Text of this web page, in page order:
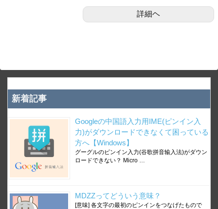
詳細ヘ
新着記事
Googleの中国語入力用IME(ピンイン入
力)がダウンロードできなくて困っている
方へ【Windows】
グーグルのピンイン入力(谷歌拼音输入法)がダウン
ロードできない？ Micro …
MDZZってどういう意味？
[意味] 各文字の最初のピンインをつなげたもので